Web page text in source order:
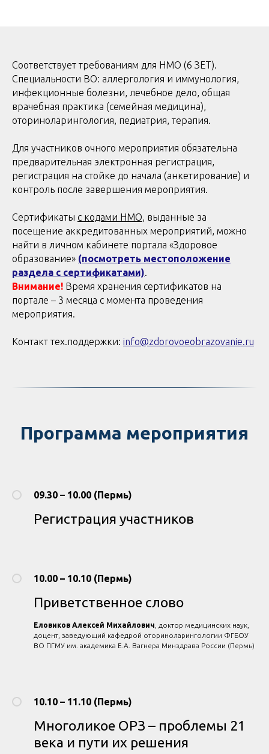
Соответствует требованиям для НМО (6 ЗЕТ).
Специальности ВО: аллергология и иммунология,
инфекционные болезни, лечебное дело, общая
врачебная практика (семейная медицина),
оториноларингология, педиатрия, терапия.
Для участников очного мероприятия обязательна
предварительная электронная регистрация,
регистрация на стойке до начала (анкетирование) и
контроль после завершения мероприятия.
Сертификаты с кодами НМО, выданные за
посещение аккредитованных мероприятий, можно
найти в личном кабинете портала «Здоровое
образование» (посмотреть местоположение
раздела с сертификатами).
Внимание! Время хранения сертификатов на
портале – 3 месяца с момента проведения
мероприятия.
Контакт тех.поддержки: info@zdorovoeobrazovanie.ru
Программа мероприятия
09.30 – 10.00 (Пермь)
Регистрация участников
10.00 – 10.10 (Пермь)
Приветственное слово
Еловиков Алексей Михайлович , доктор медицинских наук,
доцент, заведующий кафедрой оториноларингологии ФГБОУ
ВО ПГМУ им. академика Е.А. Вагнера Минздрава России (Пермь)
10.10 – 11.10 (Пермь)
Многоликое ОРЗ – проблемы 21
века и пути их решения